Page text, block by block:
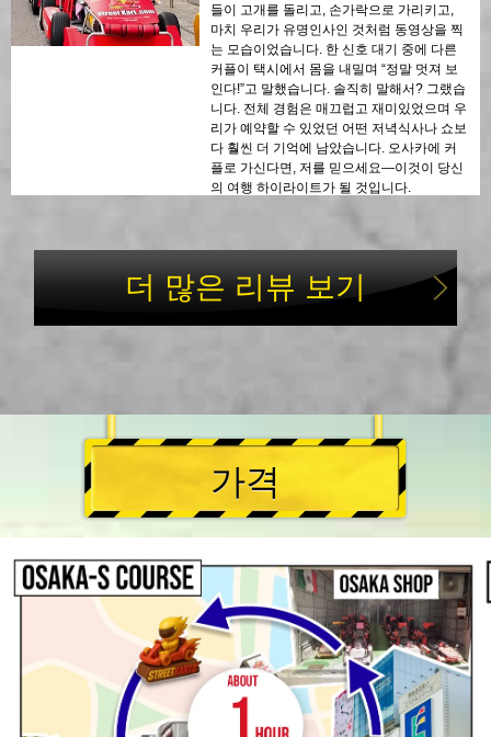
들이 고개를 돌리고, 손가락으로 가리키고,
마치 우리가 유명인사인 것처럼 동영상을 찍
는 모습이었습니다. 한 신호 대기 중에 다른
커플이 택시에서 몸을 내밀며 “정말 멋져 보
인다!”고 말했습니다. 솔직히 말해서? 그랬습
니다. 전체 경험은 매끄럽고 재미있었으며 우
리가 예약할 수 있었던 어떤 저녁식사나 쇼보
다 훨씬 더 기억에 남았습니다. 오사카에 커
플로 가신다면, 저를 믿으세요—이것이 당신
의 여행 하이라이트가 될 것입니다.
더 많은 리뷰 보기
가격